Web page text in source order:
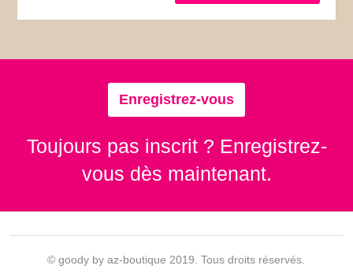
Enregistrez-vous
Toujours pas inscrit ? Enregistrez-
vous dès maintenant.
© goody by az-boutique 2019. Tous droits réservés.